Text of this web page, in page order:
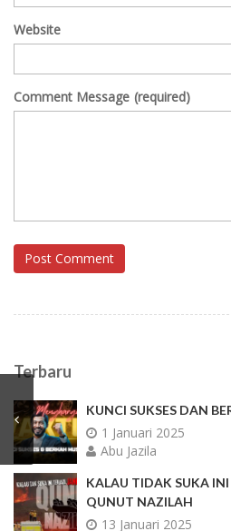
Website
Comment Message (required)
Post Comment
Terbaru
KUNCI SUKSES DAN
1 Januari 2025
Abu Jazila
KALAU TIDAK SUKA
QUNUT NAZILAH
13 Januari 2025